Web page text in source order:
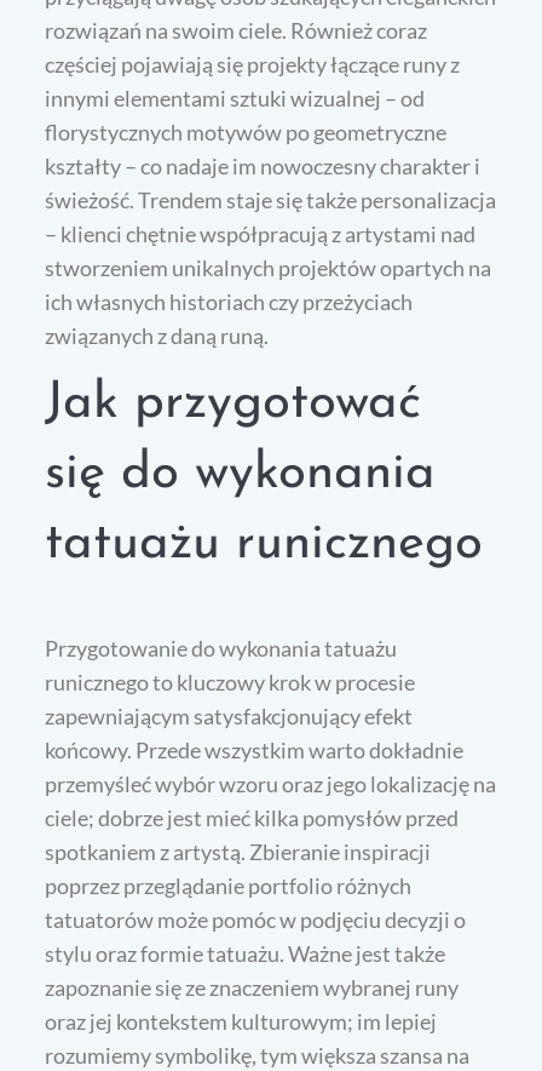
rozwiązań na swoim ciele. Również coraz
częściej pojawiają się projekty łączące runy z
innymi elementami sztuki wizualnej – od
florystycznych motywów po geometryczne
kształty – co nadaje im nowoczesny charakter i
świeżość. Trendem staje się także personalizacja
– klienci chętnie współpracują z artystami nad
stworzeniem unikalnych projektów opartych na
ich własnych historiach czy przeżyciach
związanych z daną runą.
Jak przygotować
się do wykonania
tatuażu runicznego
Przygotowanie do wykonania tatuażu
runicznego to kluczowy krok w procesie
zapewniającym satysfakcjonujący efekt
końcowy. Przede wszystkim warto dokładnie
przemyśleć wybór wzoru oraz jego lokalizację na
ciele; dobrze jest mieć kilka pomysłów przed
spotkaniem z artystą. Zbieranie inspiracji
poprzez przeglądanie portfolio różnych
tatuatorów może pomóc w podjęciu decyzji o
stylu oraz formie tatuażu. Ważne jest także
zapoznanie się ze znaczeniem wybranej runy
oraz jej kontekstem kulturowym; im lepiej
rozumiemy symbolikę, tym większa szansa na